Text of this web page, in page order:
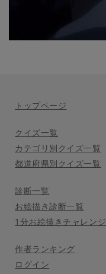
トップページ
クイズ一覧
カテゴリ別クイズ一覧
都道府県別クイズ一覧
診断一覧
お絵描き診断一覧
1分お絵描きチャレンジ
作者ランキング
ログイン